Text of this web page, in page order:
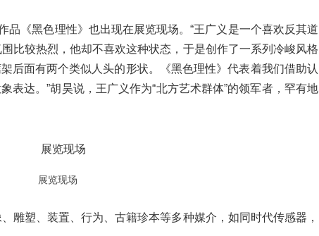
品《黑色理性》也出现在展览现场。“王广义是一个喜欢反其道
比较热烈，他却不喜欢这种状态，于是创作了一系列冷峻风格
后面有两个类似人头的形状。《黑色理性》代表着我们借助认
表达。”胡昊说，王广义作为“北方艺术群体”的领军者，罕有地
展览现场
雕塑、装置、行为、古籍珍本等多种媒介，如同时代传感器，